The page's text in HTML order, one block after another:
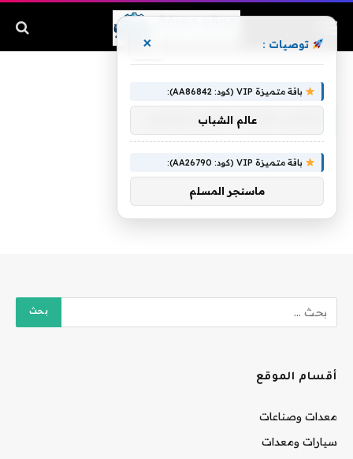
افضل اهداف شهر اوكتوبر
أقسام الموقع
معدات وصناعات
سيارات ومعدات
توصيات : ×
باقة متميزة VIP (كود: AA86842):
عالم الشباب
باقة متميزة VIP (كود: AA26790):
ماسنجر المسلم